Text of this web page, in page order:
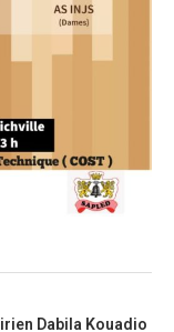
Dabila Kouadio